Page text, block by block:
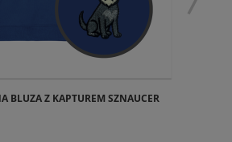
BLUZA Z KAPTUREM SZNAUCER